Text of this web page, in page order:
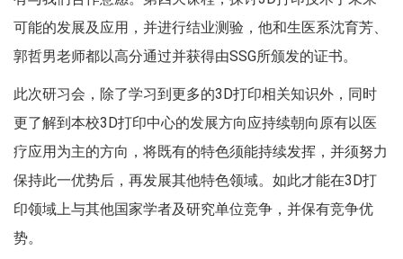
可能的发展及应用，并进行结业测验，他和生医系沈育芳、
郭哲男老师都以高分通过并获得由SSG所颁发的证书。
此次研习会，除了学习到更多的3D打印相关知识外，同时
更了解到本校3D打印中心的发展方向应持续朝向原有以医
疗应用为主的方向，将既有的特色须能持续发挥，并须努力
保持此一优势后，再发展其他特色领域。如此才能在3D打
印领域上与其他国家学者及研究单位竞争，并保有竞争优
势。